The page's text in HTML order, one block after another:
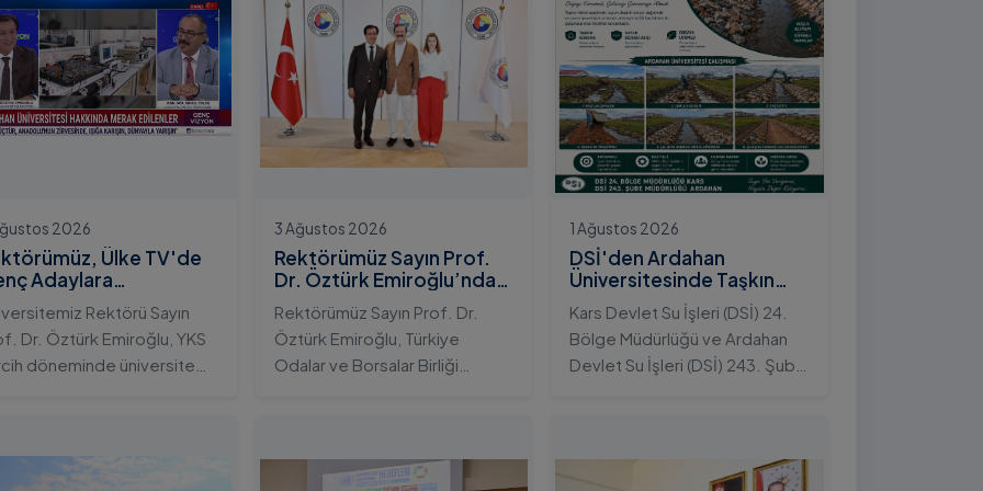
2026
Ülke TV'de
Adaylara
Eğitim
ve Sunduğu
İmkânları Anlattı
Rektörü Sayın
Dr. Öztürk Emiroğlu, YKS
döneminde üniversite
yetkinliğini, akademik
3 Ağustos 2026
Rektörümüz Sayın Prof.
Dr. Öztürk Emiroğlu’ndan
TOBB Başkanı Sayın M.
Rifat Hisarcıklıoğlu’na
Ziyaret
Rektörümüz Sayın Prof. Dr.
Öztürk Emiroğlu, Türkiye
Odalar ve Borsalar Birliği
Rektörümüze, eşi Sayın Dr.
1 Ağustos 2026
DSİ'den Ardahan
Üniversitesinde Taşkın
Koruma Projesi: İstifli Taş
Tahkimatı Çalışmaları
Tamamlandı
Kars Devlet Su İşleri (DSİ) 24.
Bölge Müdürlüğü ve Ardahan
Devlet Su İşleri (DSİ) 243. Şube
Üniversitesi yerleşkesinde